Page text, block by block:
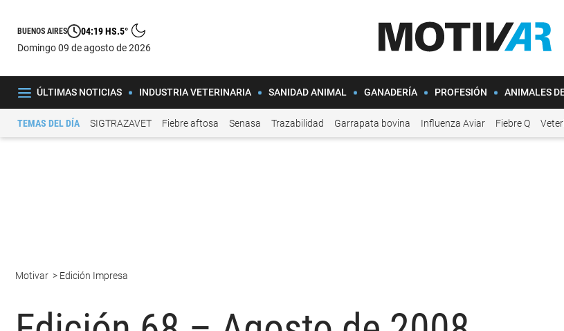
BUENOS AIRES 04:19 HS.5°
domingo 09 de agosto de 2026
ÚLTIMAS NOTICIAS INDUSTRIA VETERINARIA SANIDAD ANIMAL GANADERÍA PROFESIÓN ANIMALES
TEMAS DEL DÍA SIGTRAZAVET Fiebre aftosa Senasa Trazabilidad Garrapata bovina Influenza Aviar Fiebre Q
Motivar > Edición Impresa